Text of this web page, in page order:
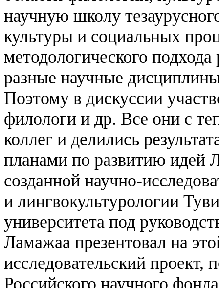
научную школу
культуры и социальных
методологического
разные научные
Поэтому в дискуссии
филологи и др. Все они с
коллег и делились
планами по развитию идей
созданной научно-
и лингвокультурологии
университета под
Ламажаа презентовал на
исследовательский
Российского научного